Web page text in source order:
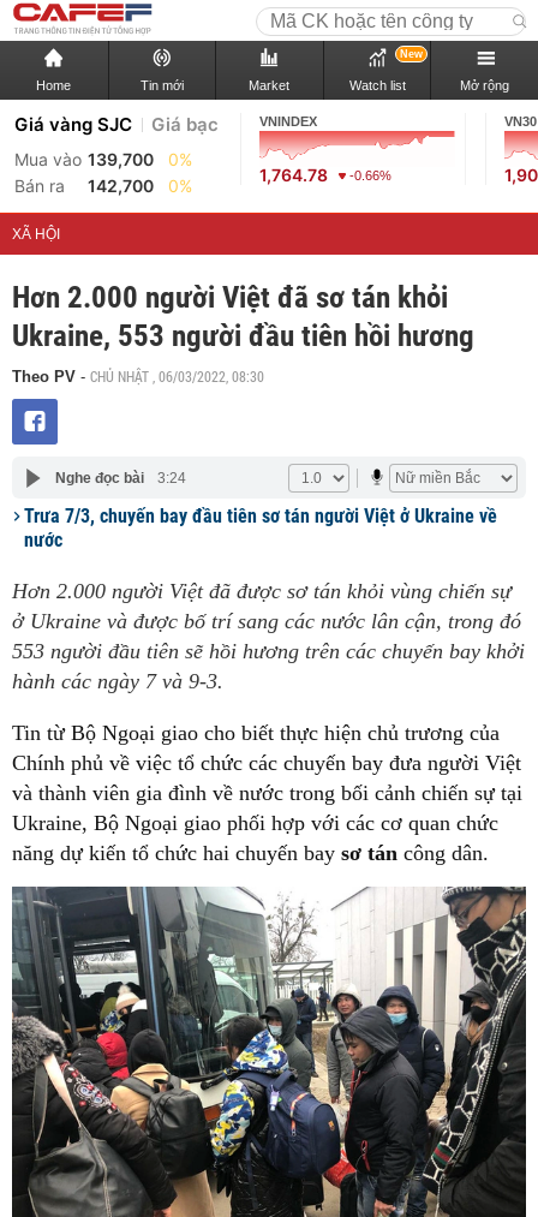
Home Tin mới Market Watch list
New
Mở rộng
Giá vàng SJC Giá bạc
Mua vào 139,700
0%
Bán ra
142,700 0%
VNINDEX
1,764.78 -0.66%
VN30
XÃ HỘI
Hơn 2.000 người Việt đã sơ tán khỏi
Ukraine, 553 người đầu tiên hồi hương
Theo PV - CHỦ NHẬT , 06/03/2022, 08:30
Nghe đọc bài 3:24
Trưa 7/3, chuyến bay đầu tiên sơ tán người Việt ở Ukraine về
nước
Hơn 2.000 người Việt đã được sơ tán khỏi vùng chiến sự
ở Ukraine và được bố trí sang các nước lân cận, trong đó
553 người đầu tiên sẽ hồi hương trên các chuyến bay khởi
hành các ngày 7 và 9-3.
Tin từ Bộ Ngoại giao cho biết thực hiện chủ trương của
Chính phủ về việc tổ chức các chuyến bay đưa người Việt
và thành viên gia đình về nước trong bối cảnh chiến sự tại
Ukraine, Bộ Ngoại giao phối hợp với các cơ quan chức
năng dự kiến tổ chức hai chuyến bay sơ tán công dân.